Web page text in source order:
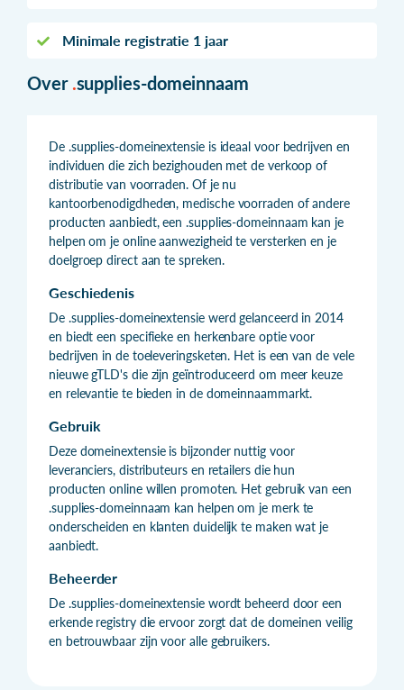
Minimale registratie 1 jaar
Over .supplies-domeinnaam
De .supplies-domeinextensie is ideaal voor bedrijven en
individuen die zich bezighouden met de verkoop of
distributie van voorraden. Of je nu
kantoorbenodigdheden, medische voorraden of andere
producten aanbiedt, een .supplies-domeinnaam kan je
helpen om je online aanwezigheid te versterken en je
doelgroep direct aan te spreken.
Geschiedenis
De .supplies-domeinextensie werd gelanceerd in 2014
en biedt een specifieke en herkenbare optie voor
bedrijven in de toeleveringsketen. Het is een van de vele
nieuwe gTLD's die zijn geïntroduceerd om meer keuze
en relevantie te bieden in de domeinnaammarkt.
Gebruik
Deze domeinextensie is bijzonder nuttig voor
leveranciers, distributeurs en retailers die hun
producten online willen promoten. Het gebruik van een
.supplies-domeinnaam kan helpen om je merk te
onderscheiden en klanten duidelijk te maken wat je
aanbiedt.
Beheerder
De .supplies-domeinextensie wordt beheerd door een
erkende registry die ervoor zorgt dat de domeinen veilig
en betrouwbaar zijn voor alle gebruikers.